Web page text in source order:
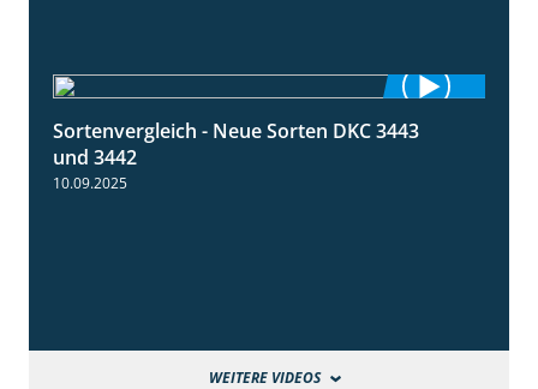
1:59
Sortenvergleich - Neue Sorten DKC 3443
und 3442
10.09.2025
WEITERE VIDEOS